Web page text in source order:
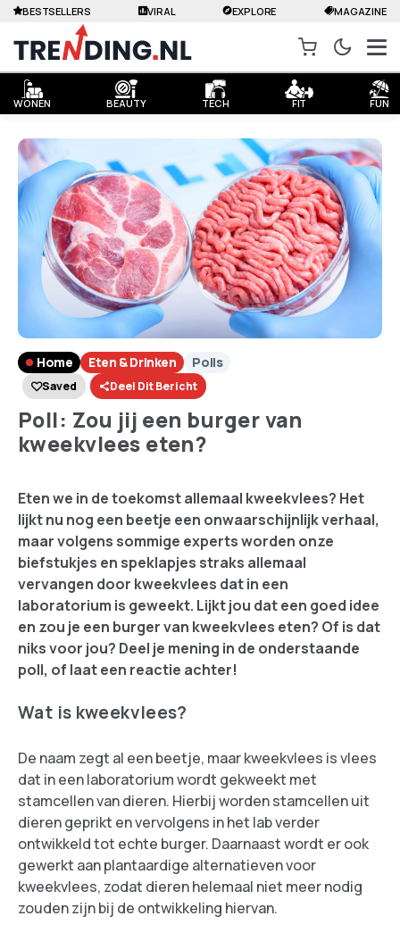
WONEN BEAUTY TECH FIT FUN
BESTSELLERS VIRAL EXPLORE MAGAZINE
Home Eten & Drinken Polls
Saved Deel Dit Bericht
Poll: Zou jij een burger van
kweekvlees eten?
Eten we in de toekomst allemaal kweekvlees? Het
lijkt nu nog een beetje een onwaarschijnlijk verhaal,
maar volgens sommige experts worden onze
biefstukjes en speklapjes straks allemaal
vervangen door kweekvlees dat in een
laboratorium is geweekt. Lijkt jou dat een goed idee
en zou je een burger van kweekvlees eten? Of is dat
niks voor jou? Deel je mening in de onderstaande
poll, of laat een reactie achter!
Wat is kweekvlees?
De naam zegt al een beetje, maar kweekvlees is vlees
dat in een laboratorium wordt gekweekt met
stamcellen van dieren. Hierbij worden stamcellen uit
dieren geprikt en vervolgens in het lab verder
ontwikkeld tot echte burger. Daarnaast wordt er ook
gewerkt aan plantaardige alternatieven voor
kweekvlees, zodat dieren helemaal niet meer nodig
zouden zijn bij de ontwikkeling hiervan.